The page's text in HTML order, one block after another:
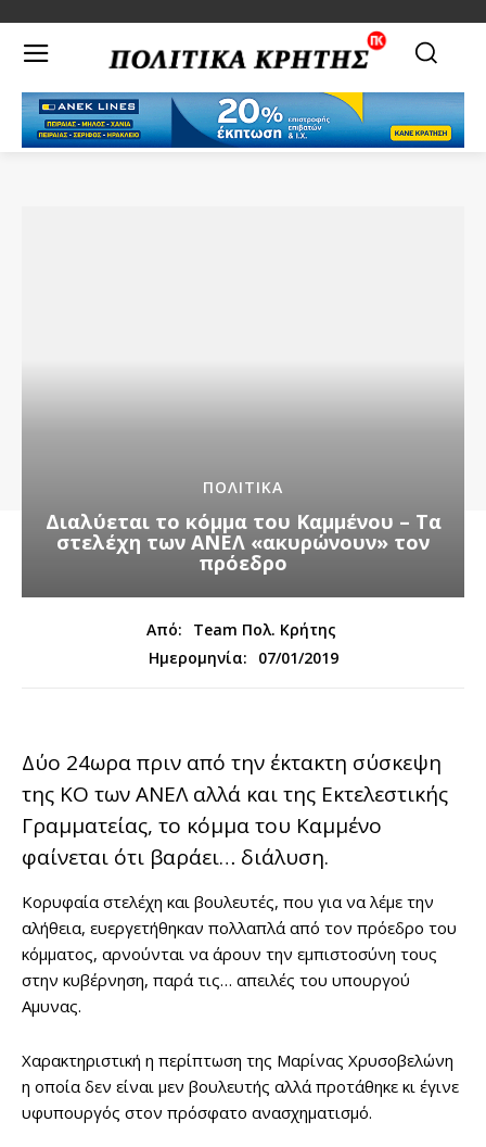
ΠΟΛΙΤΙΚΑ
Διαλύεται το κόμμα του Καμμένου – Τα
στελέχη των ΑΝΕΛ «ακυρώνουν» τον
πρόεδρο
Από:
Team Πολ. Κρήτης
Ημερομηνία:
07/01/2019
Δύο 24ωρα πριν από την έκτακτη σύσκεψη
της ΚΟ των ΑΝΕΛ αλλά και της Εκτελεστικής
Γραμματείας, το κόμμα του Καμμένο
φαίνεται ότι βαράει… διάλυση.
Κορυφαία στελέχη και βουλευτές, που για να λέμε την
αλήθεια, ευεργετήθηκαν πολλαπλά από τον πρόεδρο του
κόμματος, αρνούνται να άρουν την εμπιστοσύνη τους
στην κυβέρνηση, παρά τις… απειλές του υπουργού
Αμυνας.
Χαρακτηριστική η περίπτωση της Μαρίνας Χρυσοβελώνη
η οποία δεν είναι μεν βουλευτής αλλά προτάθηκε κι έγινε
υφυπουργός στον πρόσφατο ανασχηματισμό.